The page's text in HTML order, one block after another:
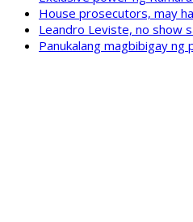
House prosecutors, may
Leandro Leviste, no show
Panukalang magbibigay ng